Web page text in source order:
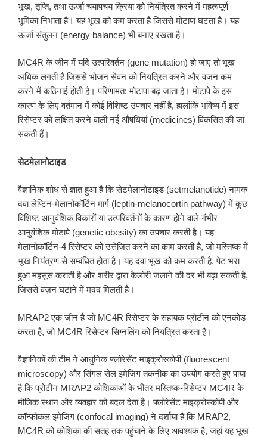
भूख, तृप्ति, तथा ऊर्जा चयापचय क्रिया को नियंत्रित करने में महत्वपूर्ण
भूमिका निभाता है। यह भूख को कम करता है जिससे मोटापा घटता है। यह
ऊर्जा संतुलन (energy balance) भी बनाए रखता है।
MC4R के जीन में यदि उत्परिवर्तन (gene mutation) हो जाए तो भूख
अधिक लगती है जिससे भोजन सेवन को नियंत्रित करने और वज़न कम
करने में कठिनाई होती है। परिणामत: मोटापा बढ़ जाता है। मोटापे के इस
कारण के लिए वर्तमान में कोई विशिष्ट उपचार नहीं है, हालांकि भविष्य में इस
रिसेप्टर को लक्षित करने वाली नई औषधियां (medicines) विकसित की जा
सकती हैं।
सेटमेलानोटाइड
वैज्ञानिक शोध से ज्ञात हुआ है कि सेटमेलानोटाइड (setmelanotide) नामक
दवा लेप्टिन-मेलानोकॉर्टिन मार्ग (leptin-melanocortin pathway) में कुछ
विशिष्ट आनुवंशिक विकारों या उत्परिवर्तनों के कारण होने वाले गंभीर
आनुवंशिक मोटापे (genetic obesity) का उपचार करती है। यह
मेलानोकॉर्टिन-4 रिसेप्टर को उत्तेजित करने का काम करती है, जो मस्तिष्क में
भूख नियंत्रण से सम्बंधित होता है। यह दवा भूख को कम करती है, पेट भरा
हुआ महसूस कराती है और शरीर द्वारा कैलोरी जलाने की दर भी बढ़ा सकती है,
जिससे वज़न घटाने में मदद मिलती है।
MRAP2 एक जीन है जो MC4R रिसेप्टर के सहायक प्रोटीन को एनकोड
करता है, जो MC4R रिसेप्टर सिग्नलिंग को नियंत्रित करता है।
वैज्ञानिकों की टीम ने आधुनिक फ्लोरेसेंट माइक्रोस्कोपी (fluorescent
microscopy) और सिंगल सेल इमेजिंग तकनीक का उपयोग करते हुए पाया
है कि प्रोटीन MRAP2 कोशिकाओं के भीतर मस्तिष्क-रिसेप्टर MC4R के
मौलिक स्थान और व्यवहार को बदल देता है। फ्लोरेसेंट माइक्रोस्कोपी और
कॉन्फोकल इमेजिंग (confocal imaging) ने दर्शाया है कि MRAP2,
MC4R को कोशिका की सतह तक पहुंचाने के लिए आवश्यक है, जहां यह भूख